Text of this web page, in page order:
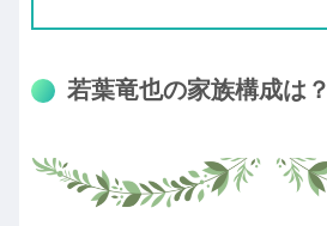
若葉竜也の家族構成は？